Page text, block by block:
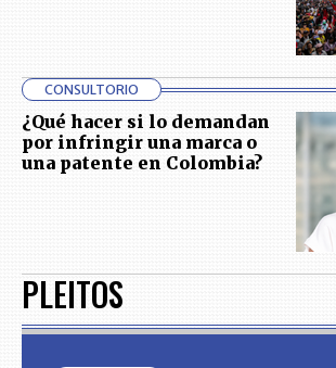
CONSULTORIO
¿Qué hacer si lo demandan
por infringir una marca o
una patente en Colombia?
PLEITOS